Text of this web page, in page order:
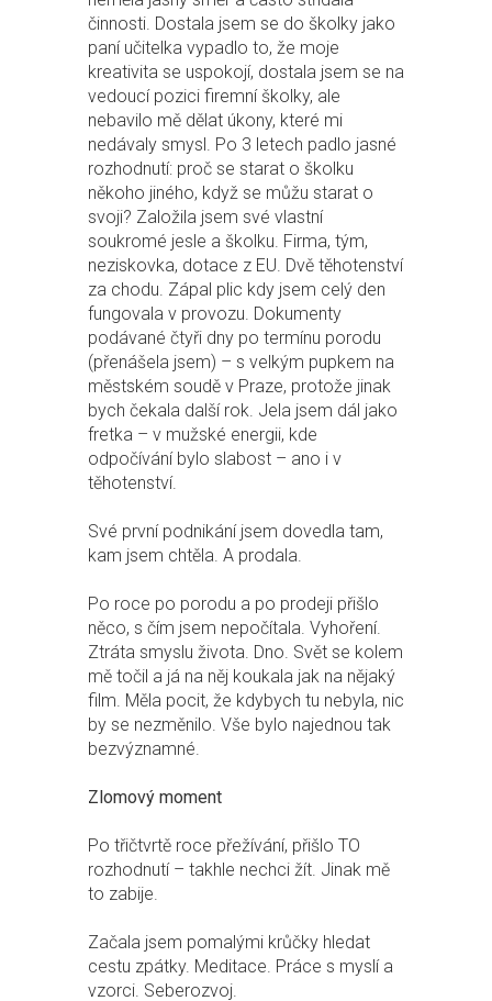
činnosti. Dostala jsem se do školky jako
paní učitelka vypadlo to, že moje
kreativita se uspokojí, dostala jsem se na
vedoucí pozici firemní školky, ale
nebavilo mě dělat úkony, které mi
nedávaly smysl. Po 3 letech padlo jasné
rozhodnutí: proč se starat o školku
někoho jiného, když se můžu starat o
svoji? Založila jsem své vlastní
soukromé jesle a školku. Firma, tým,
neziskovka, dotace z EU. Dvě těhotenství
za chodu. Zápal plic kdy jsem celý den
fungovala v provozu. Dokumenty
podávané čtyři dny po termínu porodu
(přenášela jsem) – s velkým pupkem na
městském soudě v Praze, protože jinak
bych čekala další rok. Jela jsem dál jako
fretka – v mužské energii, kde
odpočívání bylo slabost – ano i v
těhotenství.
Své první podnikání jsem dovedla tam,
kam jsem chtěla. A prodala.
Po roce po porodu a po prodeji přišlo
něco, s čím jsem nepočítala. Vyhoření.
Ztráta smyslu života. Dno. Svět se kolem
mě točil a já na něj koukala jak na nějaký
film. Měla pocit, že kdybych tu nebyla, nic
by se nezměnilo. Vše bylo najednou tak
bezvýznamné.
Zlomový moment
Po třičtvrtě roce přežívání, přišlo TO
rozhodnutí – takhle nechci žít. Jinak mě
to zabije.
Začala jsem pomalými krůčky hledat
cestu zpátky. Meditace. Práce s myslí a
vzorci. Seberozvoj.